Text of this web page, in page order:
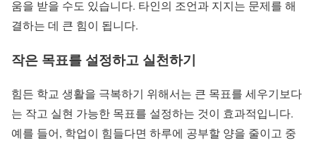
움을 받을 수도 있습니다. 타인의 조언과 지지는 문제를 해
결하는 데 큰 힘이 됩니다.
작은 목표를 설정하고 실천하기
힘든 학교 생활을 극복하기 위해서는 큰 목표를 세우기보다
는 작고 실현 가능한 목표를 설정하는 것이 효과적입니다.
예를 들어, 학업이 힘들다면 하루에 공부할 양을 줄이고 중